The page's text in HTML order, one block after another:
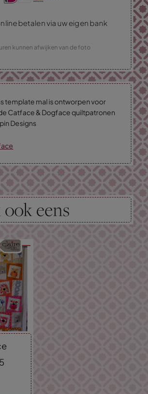
betalen via uw eigen bank
kunnen afwijken van de foto
template mal is ontworpen voor
Catface & Dogface quiltpatronen
Designs
eens